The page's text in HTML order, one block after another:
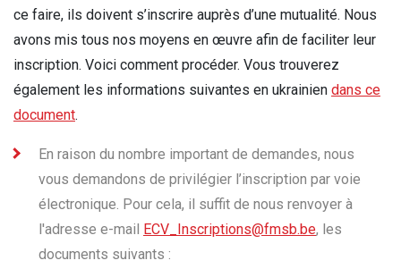
ce faire, ils doivent s’inscrire auprès d’une mutualité. Nous
avons mis tous nos moyens en œuvre afin de faciliter leur
inscription. Voici comment procéder. Vous trouverez
également les informations suivantes en ukrainien dans ce
document.
En raison du nombre important de demandes, nous
vous demandons de privilégier l’inscription par voie
électronique. Pour cela, il suffit de nous renvoyer à
l'adresse e-mail ECV_Inscriptions@fmsb.be, les
documents suivants :